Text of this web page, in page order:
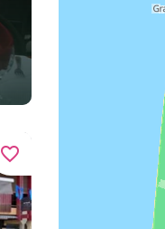
favorite_border